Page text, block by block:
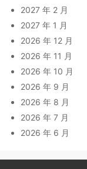
2027 年 2 月
2027 年 1 月
2026 年 12 月
2026 年 11 月
2026 年 10 月
2026 年 9 月
2026 年 8 月
2026 年 7 月
2026 年 6 月